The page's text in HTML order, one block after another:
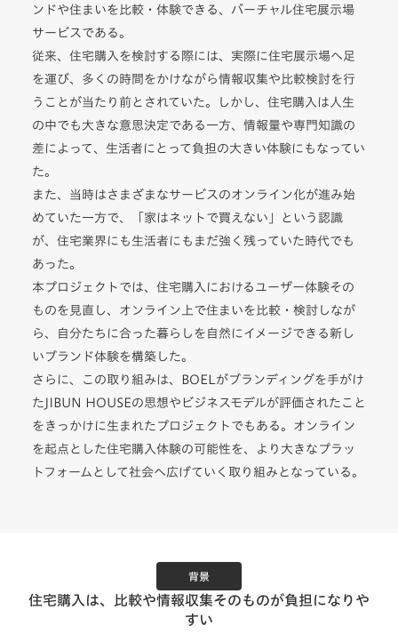
ンドや住まいを比較・体験できる、バーチャル住宅展示場
サービスである。
従来、住宅購入を検討する際には、実際に住宅展示場へ足
を運び、多くの時間をかけながら情報収集や比較検討を行
うことが当たり前とされていた。しかし、住宅購入は人生
の中でも大きな意思決定である一方、情報量や専門知識の
差によって、生活者にとって負担の大きい体験にもなってい
た。
また、当時はさまざまなサービスのオンライン化が進み始
めていた一方で、「家はネットで買えない」という認識
が、住宅業界にも生活者にもまだ強く残っていた時代でも
あった。
本プロジェクトでは、住宅購入におけるユーザー体験その
ものを見直し、オンライン上で住まいを比較・検討しなが
ら、自分たちに合った暮らしを自然にイメージできる新し
いブランド体験を構築した。
さらに、この取り組みは、BOELがブランディングを手がけ
たJIBUN HOUSEの思想やビジネスモデルが評価されたこと
をきっかけに生まれたプロジェクトでもある。オンライン
を起点とした住宅購入体験の可能性を、より大きなプラッ
トフォームとして社会へ広げていく取り組みとなっている。
背景
住宅購入は、比較や情報収集そのものが負担になりや
すい